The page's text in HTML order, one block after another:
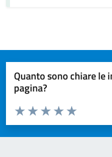
Quanto sono chiare
pagina?
Valuta da 1 a 5 stelle la pagina
Valuta 5
Valuta 4 stelle
Valuta 3 stelle su 5
Valuta 2 stelle su 5
Valuta 1 stelle su 5